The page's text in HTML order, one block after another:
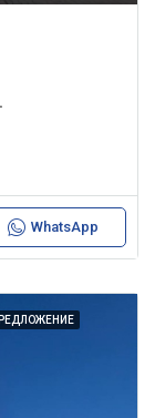
WhatsApp